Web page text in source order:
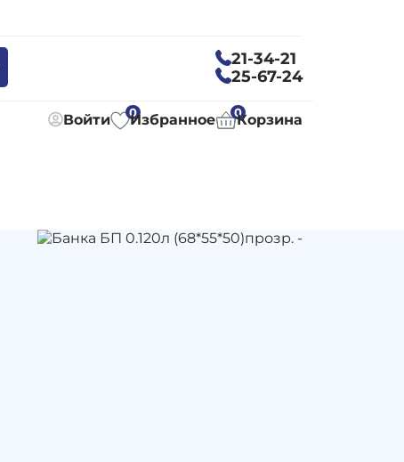
21-34-21
25-67-24
Войти 0
Избранное 0Корзина